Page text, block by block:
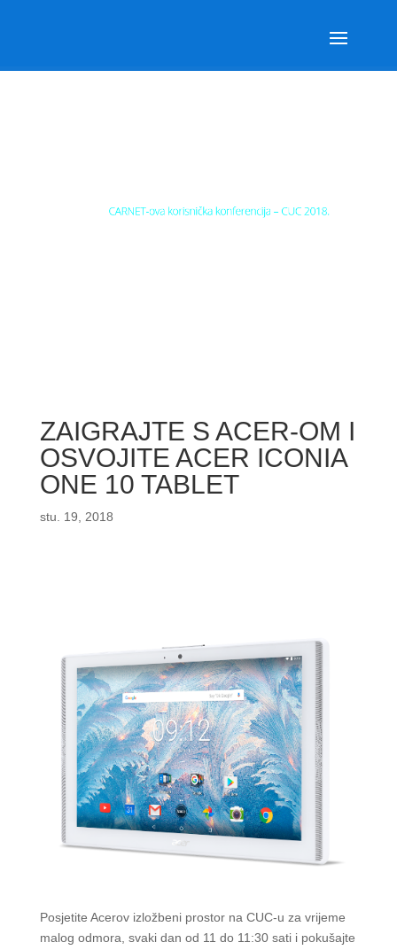
ZAIGRAJTE S ACER-OM I
OSVOJITE ACER ICONIA
ONE 10 TABLET
stu. 19, 2018
Posjetite Acerov izložbeni prostor na CUC-u za vrijeme
malog odmora, svaki dan od 11 do 11:30 sati i pokušajte